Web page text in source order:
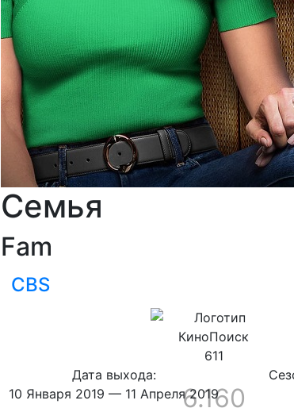
Семья
Fam
CBS
6.160
611
Дата выхода:
10 Января 2019 — 11 Апреля 2019